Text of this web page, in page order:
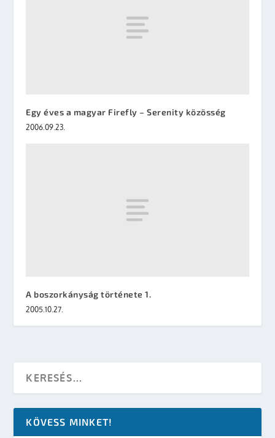
Egy éves a magyar Firefly – Serenity közösség
2006.09.23.
A boszorkányság története 1.
2005.10.27.
KÖVESS MINKET!